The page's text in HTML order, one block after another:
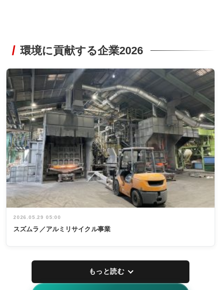
環境に貢献する企業2026
2026.05.29 05:00
スズムラ／アルミリサイクル事業
もっと読む